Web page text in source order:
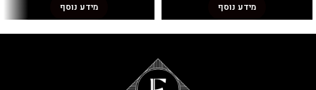
מידע נוסף מידע נוסף